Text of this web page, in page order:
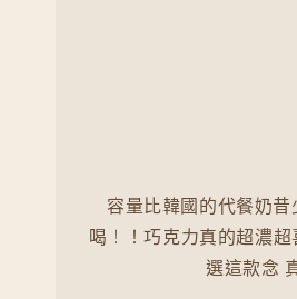
容量比韓國的代餐奶
喝！！巧克力真的超濃
選這款念